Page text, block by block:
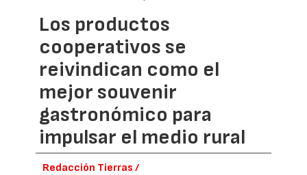
Los productos
cooperativos se
reivindican como el
mejor souvenir
gastronómico para
impulsar el medio rural
Redacción Tierras /